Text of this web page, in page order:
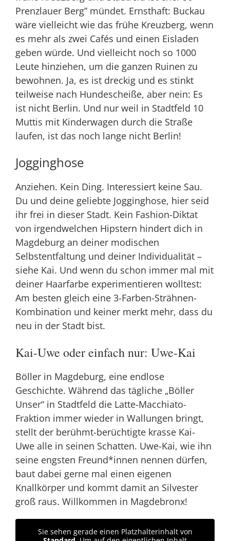
Prenzlauer Berg” mündet. Ernsthaft: Buckau
wäre vielleicht wie das frühe Kreuzberg, wenn
es mehr als zwei Cafés und einen Eisladen
geben würde. Und vielleicht noch so 1000
Leute hinziehen, um die ganzen Ruinen zu
bewohnen. Ja, es ist dreckig und es stinkt
teilweise nach Hundescheiße, aber nein: Es
ist nicht Berlin. Und nur weil in Stadtfeld 10
Muttis mit Kinderwagen durch die Straße
laufen, ist das noch lange nicht Berlin!
Jogginghose
Anziehen. Kein Ding. Interessiert keine Sau.
Du und deine geliebte Jogginghose, hier seid
ihr frei in dieser Stadt. Kein Fashion-Diktat
von irgendwelchen Hipstern hindert dich in
Magdeburg an deiner modischen
Selbstentfaltung und deiner Individualität –
siehe Kai. Und wenn du schon immer mal mit
deiner Haarfarbe experimentieren wolltest:
Am besten gleich eine 3-Farben-Strähnen-
Kombination und keiner merkt mehr, dass du
neu in der Stadt bist.
Kai-Uwe oder einfach nur: Uwe-Kai
Böller in Magdeburg, eine endlose
Geschichte. Während das tägliche „Böller
Unser“ in Stadtfeld die Latte-Macchiato-
Fraktion immer wieder in Wallungen bringt,
stellt der berühmt-berüchtigte krasse Kai-
Uwe alle in seinen Schatten. Uwe-Kai, wie ihn
seine engsten Freund*innen nennen dürfen,
baut dabei gerne mal einen eigenen
Knallkörper und kommt damit an Silvester
groß raus. Willkommen in Magdebronx!
Sie sehen gerade einen Platzhalterinhalt von